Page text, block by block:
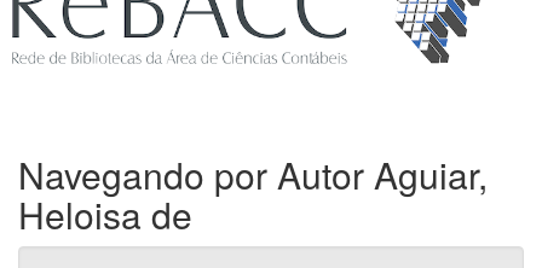
Navegando por Autor Aguiar,
Heloisa de